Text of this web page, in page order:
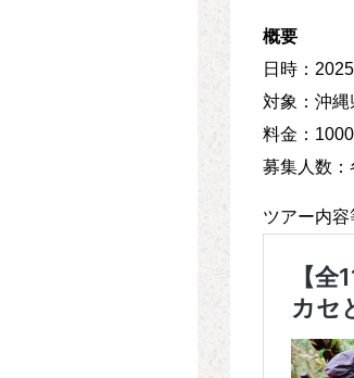
概要
日時：
対象：沖
料金：
募集人数
ツアー内容